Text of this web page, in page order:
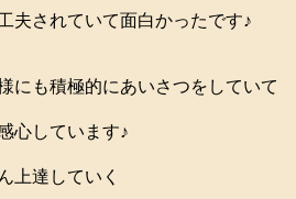
夫されていて面白かったです♪
にも積極的にあいさつをしていて
心しています♪
上達していく